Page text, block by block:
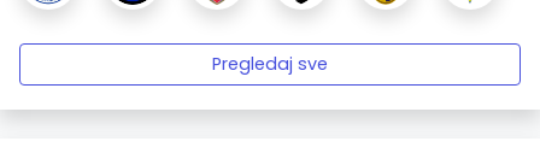
Pregledaj sve